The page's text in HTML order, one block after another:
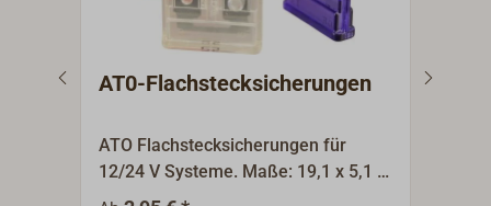
AT0-Flachstecksicherungen
ATO Flachstecksicherungen für
12/24 V Systeme. Maße: 19,1 x 5,1 x
18,5 mm, 4 Stück.